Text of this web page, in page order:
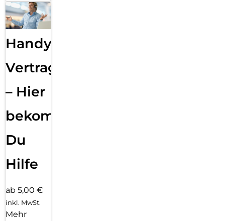
Handy
Vertragsabwicklung
– Hier
bekommst
Du
Hilfe
ab 5,00 €
inkl. MwSt.
Mehr